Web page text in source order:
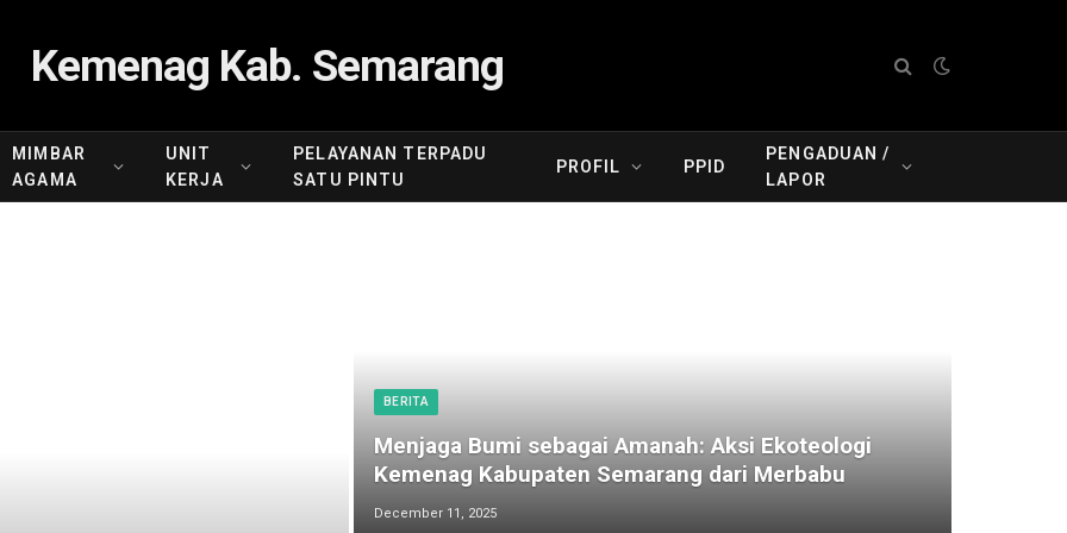
Kemenag Kab. Semarang
MIMBAR
AGAMA
UNIT
KERJA
PELAYANAN TERPADU
SATU PINTU
PROFIL PPID
PENGADUAN /
LAPOR
BERITA
Menjaga Bumi sebagai Amanah: Aksi Ekoteologi
Kemenag Kabupaten Semarang dari Merbabu
December 11, 2025